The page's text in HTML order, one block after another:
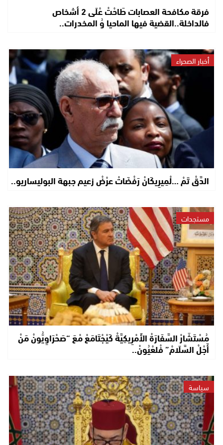
فرقة مكافحة العصابات طَاحْتْ عْلَى 2 أشخاص
فالداخلة..القضية فيها الماحيا وُ المخدرات..
أخبار الصحراء
الدَّقْ تَمْ …لْمِيرِيكَانْ رَفْضَاتْ عرْضْ زعيم جبهة البوليساريو..
مستجدات
مُسْتَشَارْ السَّفَارَةْ الأَمْرِيكِيَّةْ كَيْجْتَامَعْ مْعَ “صَحْرَاوِيُّونْ مَنْ
أَجْلْ السَّلَامْ” فْلعْيُونْ..
سياسة